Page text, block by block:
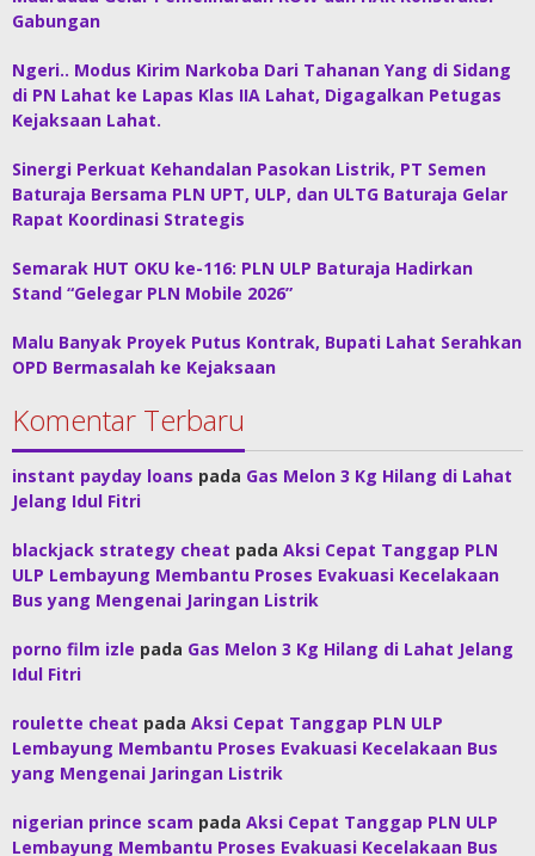
Gabungan
Ngeri.. Modus Kirim Narkoba Dari Tahanan Yang di Sidang
di PN Lahat ke Lapas Klas IIA Lahat, Digagalkan Petugas
Kejaksaan Lahat.
Sinergi Perkuat Kehandalan Pasokan Listrik, PT Semen
Baturaja Bersama PLN UPT, ULP, dan ULTG Baturaja Gelar
Rapat Koordinasi Strategis
Semarak HUT OKU ke-116: PLN ULP Baturaja Hadirkan
Stand “Gelegar PLN Mobile 2026”
Malu Banyak Proyek Putus Kontrak, Bupati Lahat Serahkan
OPD Bermasalah ke Kejaksaan
Komentar Terbaru
instant payday loans pada Gas Melon 3 Kg Hilang di Lahat
Jelang Idul Fitri
blackjack strategy cheat pada Aksi Cepat Tanggap PLN
ULP Lembayung Membantu Proses Evakuasi Kecelakaan
Bus yang Mengenai Jaringan Listrik
porno film izle pada Gas Melon 3 Kg Hilang di Lahat Jelang
Idul Fitri
roulette cheat pada Aksi Cepat Tanggap PLN ULP
Lembayung Membantu Proses Evakuasi Kecelakaan Bus
yang Mengenai Jaringan Listrik
nigerian prince scam pada Aksi Cepat Tanggap PLN ULP
Lembayung Membantu Proses Evakuasi Kecelakaan Bus